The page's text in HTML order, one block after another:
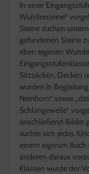
In einer
Wundersteine“
Steine suchen
gefundenen Steine
eben eigenen
Sitzsäcken, Decken
wurden in
Neinhorn“ sowie
Schlangeweile“
anschließend Bilder
suchte sich jedes
einem eigenen
anderen daraus
Klassen wurde der